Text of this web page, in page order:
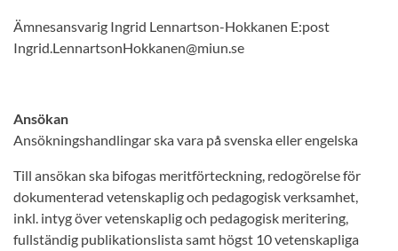
Ämnesansvarig Ingrid Lennartson-Hokkanen E:post
Ingrid.LennartsonHokkanen@miun.se
Ansökan
Ansökningshandlingar ska vara på svenska eller engelska
Till ansökan ska bifogas meritförteckning, redogörelse för
dokumenterad vetenskaplig och pedagogisk verksamhet,
inkl. intyg över vetenskaplig och pedagogisk meritering,
fullständig publikationslista samt högst 10 vetenskapliga